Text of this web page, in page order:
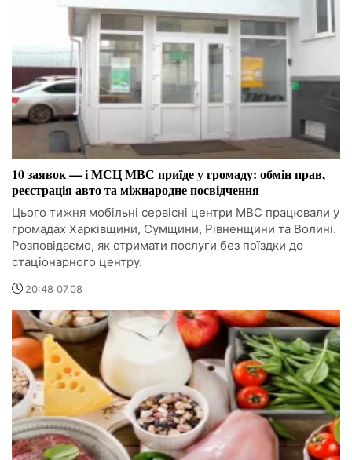
10 заявок — і МСЦ МВС приїде у громаду: обмін прав,
реєстрація авто та міжнародне посвідчення
Цього тижня мобільні сервісні центри МВС працювали у
громадах Харківщини, Сумщини, Рівненщини та Волині.
Розповідаємо, як отримати послуги без поїздки до
стаціонарного центру.
20:48 07.08